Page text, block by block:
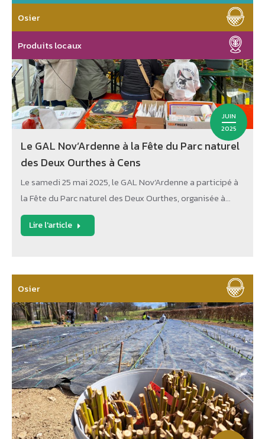
JUIN
2025
Osier
Produits locaux
Le GAL Nov’Ardenne à la Fête du Parc naturel
des Deux Ourthes à Cens
Le samedi 25 mai 2025, le GAL Nov’Ardenne a participé à
la Fête du Parc naturel des Deux Ourthes, organisée à…
Lire l'article
Osier